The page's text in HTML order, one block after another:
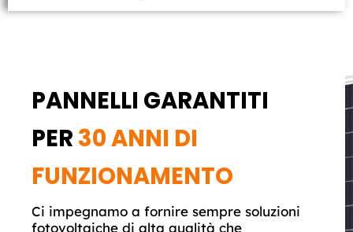
PANNELLI GARANTITI
PER 30 ANNI DI
FUNZIONAMENTO
Ci impegnamo a fornire sempre soluzioni
fotovoltaiche di alta qualità che